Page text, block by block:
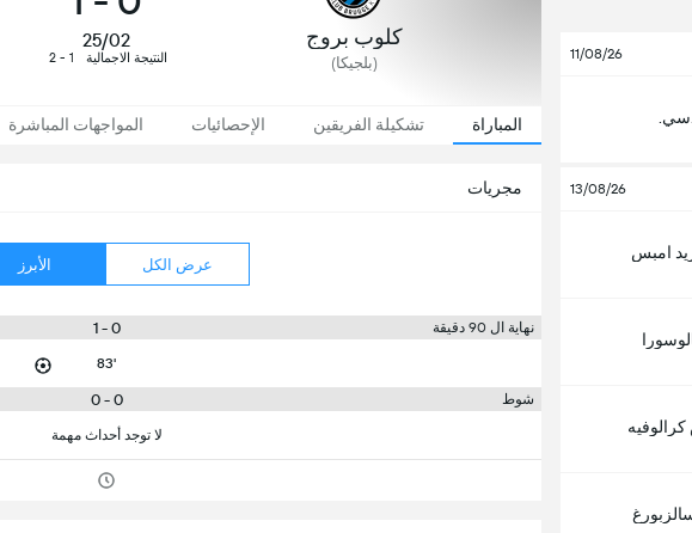
11/08/26
13/08/26
امبس
كلوب بروج
(بلجيكا)
25/02
النتيجة الاجمالية 1 - 2
المباراة تشكيلة الفريقين الإحصائيات المواجهات المباشرة
مجريات
عرض الكل الأبرز
نهاية ال 90 دقيقة 0 - 1
83'
شوط 0 - 0
لا توجد أحداث مهمة